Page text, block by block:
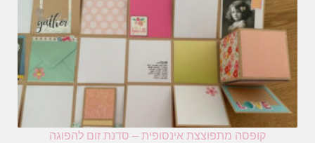
קופסה מתפוצצת אינסופית – סדנת זום להפוגה